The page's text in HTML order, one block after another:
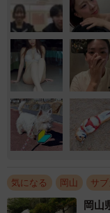
気になる 岡山 サ
岡山